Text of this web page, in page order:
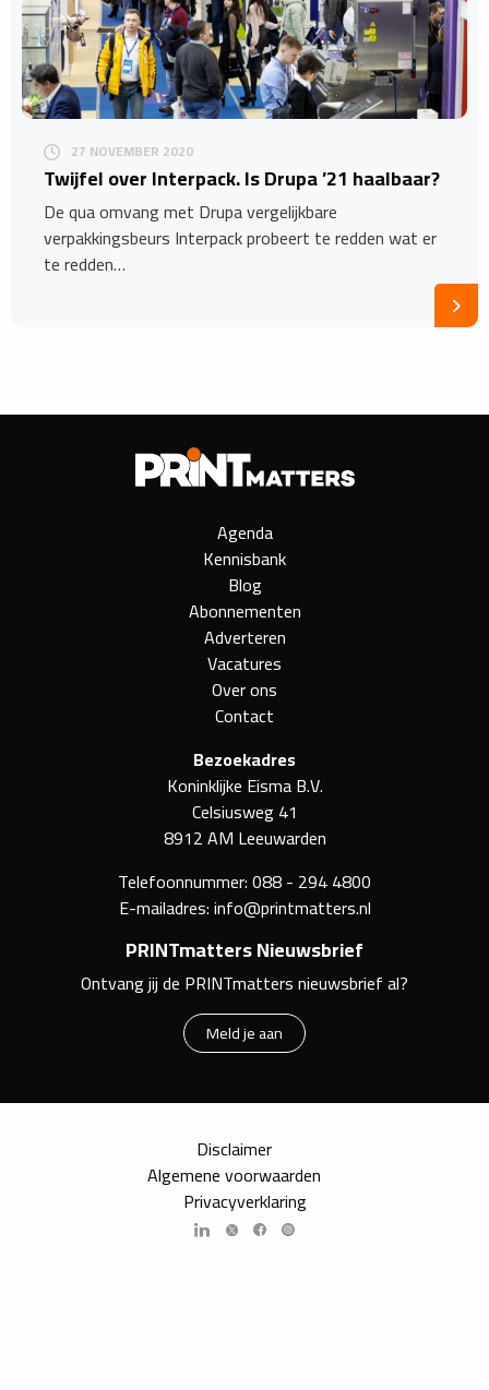
27 NOVEMBER 2020
Twijfel over Interpack. Is Drupa ’21 haalbaar?
De qua omvang met Drupa vergelijkbare
verpakkingsbeurs Interpack probeert te redden wat er
te redden…
Agenda
Kennisbank
Blog
Abonnementen
Adverteren
Vacatures
Over ons
Contact
Bezoekadres
Koninklijke Eisma B.V.
Celsiusweg 41
8912 AM Leeuwarden
Telefoonnummer:088 - 294 4800
E-mailadres:info@printmatters.nl
PRINTmatters Nieuwsbrief
Ontvang jij de PRINTmatters nieuwsbrief al?
Meld je aan
Disclaimer
Algemene voorwaarden
Privacyverklaring